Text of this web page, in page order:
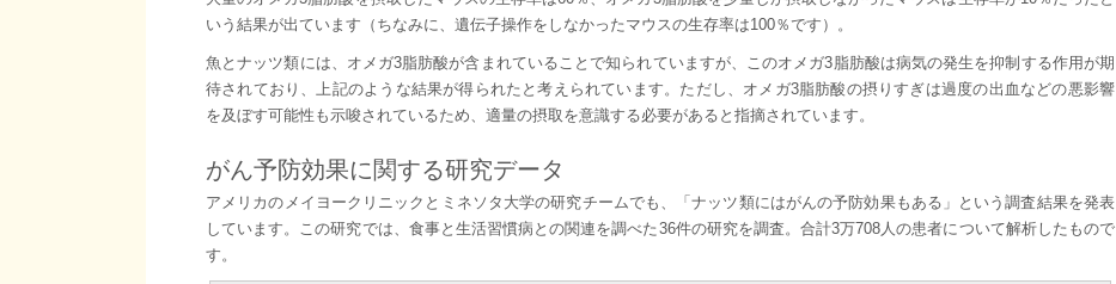
いう結果が出ています（ちなみに、遺伝子操作をしなかったマウスの生存率は100％です）。
魚とナッツ類には、オメガ3脂肪酸が含まれていることで知られていますが、このオメガ3脂肪酸は病気の発生を抑制する作用が期
待されており、上記のような結果が得られたと考えられています。ただし、オメガ3脂肪酸の摂りすぎは過度の出血などの悪影響
を及ぼす可能性も示唆されているため、適量の摂取を意識する必要があると指摘されています。
がん予防効果に関する研究データ
アメリカのメイヨークリニックとミネソタ大学の研究チームでも、「ナッツ類にはがんの予防効果もある」という調査結果を発表
しています。この研究では、食事と生活習慣病との関連を調べた36件の研究を調査。合計3万708人の患者について解析したもので
す。